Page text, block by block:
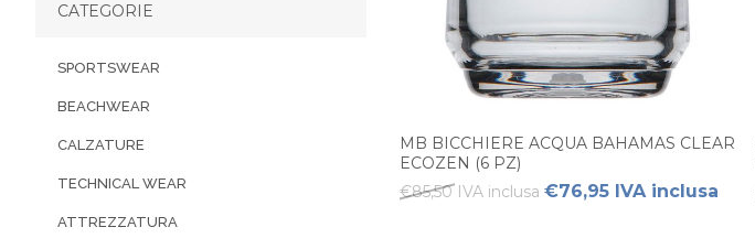
MB BICCHIERE ACQUA BAHAMAS CLEAR
ECOZEN (6 PZ)
€85,50 IVA inclusa €76,95 IVA inclusa
CATEGORIE
SPORTSWEAR
BEACHWEAR
CALZATURE
TECHNICAL WEAR
ATTREZZATURA